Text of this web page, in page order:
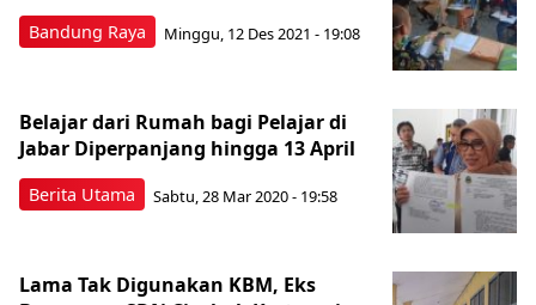
Bandung Raya Minggu, 12 Des 2021 - 19:08
Berita Utama
Belajar dari Rumah bagi Pelajar di
Jabar Diperpanjang hingga 13 April
Sabtu, 28 Mar 2020 - 19:58
Lama Tak Digunakan KBM, Eks